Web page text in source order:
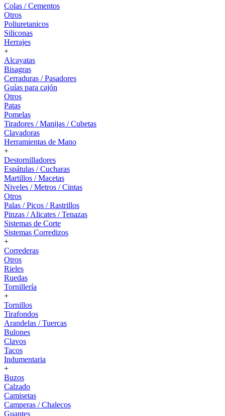
Colas / Cementos
Otros
Poliuretanicos
Siliconas
Herrajes
+
Alcayatas
Bisagras
Cerraduras / Pasadores
Guías para cajón
Otros
Patas
Pomelas
Tiradores / Manijas / Cubetas
Clavadoras
Herramientas de Mano
+
Destornilladores
Espátulas / Cucharas
Martillos / Macetas
Niveles / Metros / Cintas
Otros
Palas / Picos / Rastrillos
Pinzas / Alicates / Tenazas
Sistemas de Corte
Sistemas Corredizos
+
Correderas
Otros
Rieles
Ruedas
Tornillería
+
Tornillos
Tirafondos
Arandelas / Tuercas
Bulones
Clavos
Tacos
Indumentaria
+
Buzos
Calzado
Camisetas
Camperas / Chalecos
Guantes